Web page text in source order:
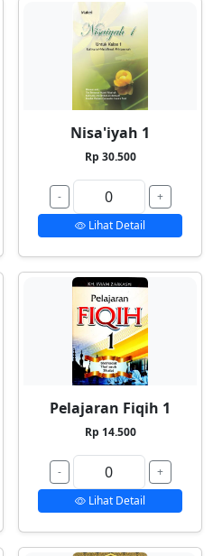
Nisa'iyah 1
Rp 30.500
-
+
Lihat Detail
Pelajaran Fiqih 1
Rp 14.500
-
+
Lihat Detail